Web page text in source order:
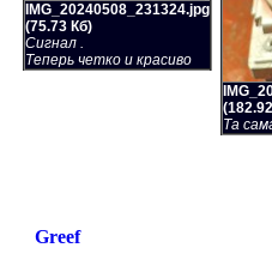
IMG_20240508_231324.jpg
(75.73 Кб)
Сигнал .
Теперь четко и красиво
Та
Greef